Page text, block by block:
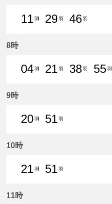
11羽
29羽
46羽
8時
04羽
21羽
38羽
55羽
9時
20羽
51羽
10時
21羽
51羽
11時